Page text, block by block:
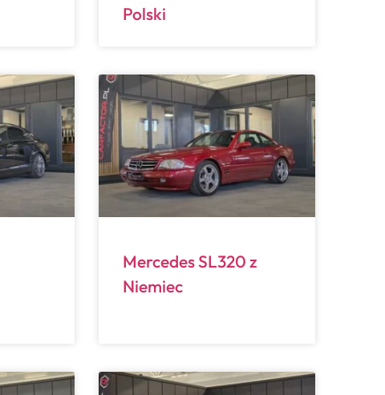
Polski
Mercedes SL320 z
Niemiec